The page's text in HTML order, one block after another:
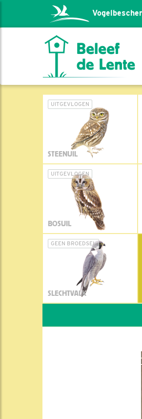
UITGEVLOGEN
STEENUIL
UITGEVLOGEN
BOSUIL
GEEN BROEDSEL
SLECHTVALK